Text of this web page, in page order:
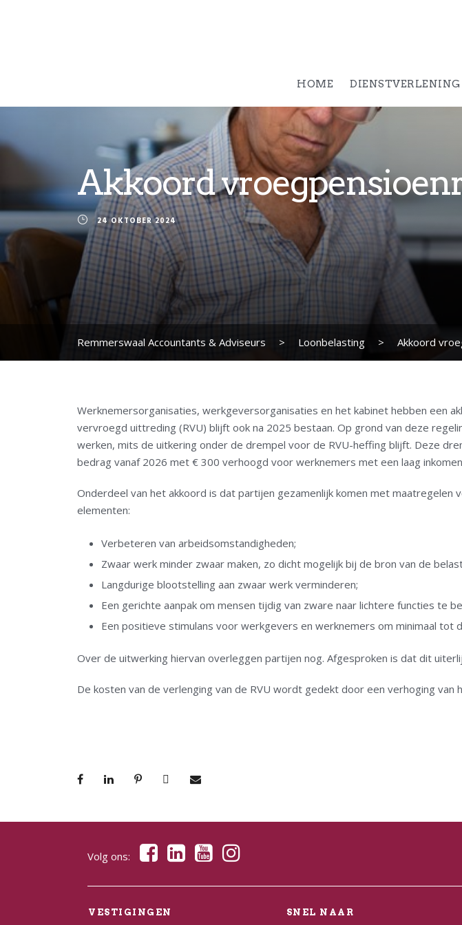
HOME DIENSTVERLENING
Akkoord
24 OKTOBER 2024
Remmerswaal Accountants & Adviseurs > Loonbelasting > Akkoord
Werknemersorganisaties, werkgeversorganisaties en het kabinet hebben een
vervroegd uittreding (RVU) blijft ook na 2025 bestaan. Op grond van deze
werken, mits de uitkering onder de drempel voor de RVU-heffing blijft. Deze
bedrag vanaf 2026 met € 300 verhoogd voor werknemers met een laag
Onderdeel van het akkoord is dat partijen gezamenlijk komen met
elementen:
Verbeteren van arbeidsomstandigheden;
Zwaar werk minder zwaar maken, zo dicht mogelijk bij de bron van de
Langdurige blootstelling aan zwaar werk verminderen;
Een gerichte aanpak om mensen tijdig van zware naar lichtere functies te
Een positieve stimulans voor werkgevers en werknemers om minimaal tot
Over de uitwerking hiervan overleggen partijen nog. Afgesproken is dat dit
De kosten van de verlenging van de RVU wordt gedekt door een verhoging
Volg ons:
VESTIGINGEN SNEL NAAR